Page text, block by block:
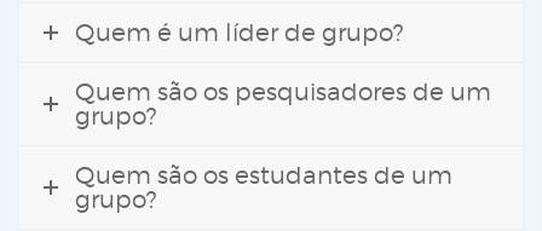
Quem é um líder de grupo?
Quem são os pesquisadores de um
grupo?
Quem são os estudantes de um
grupo?